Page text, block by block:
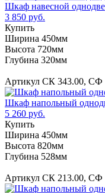
Шкаф навесной
3 850 руб.
Купить
Ширина 450мм
Высота 720мм
Глубина 320мм
Артикул СК 343.00, СФ
Шкаф напольный
5 260 руб.
Купить
Ширина 450мм
Высота 820мм
Глубина 528мм
Артикул СК 213.00, СФ